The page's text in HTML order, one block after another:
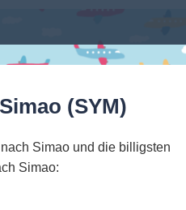
(SYM)
Simao und die billigsten
Simao: